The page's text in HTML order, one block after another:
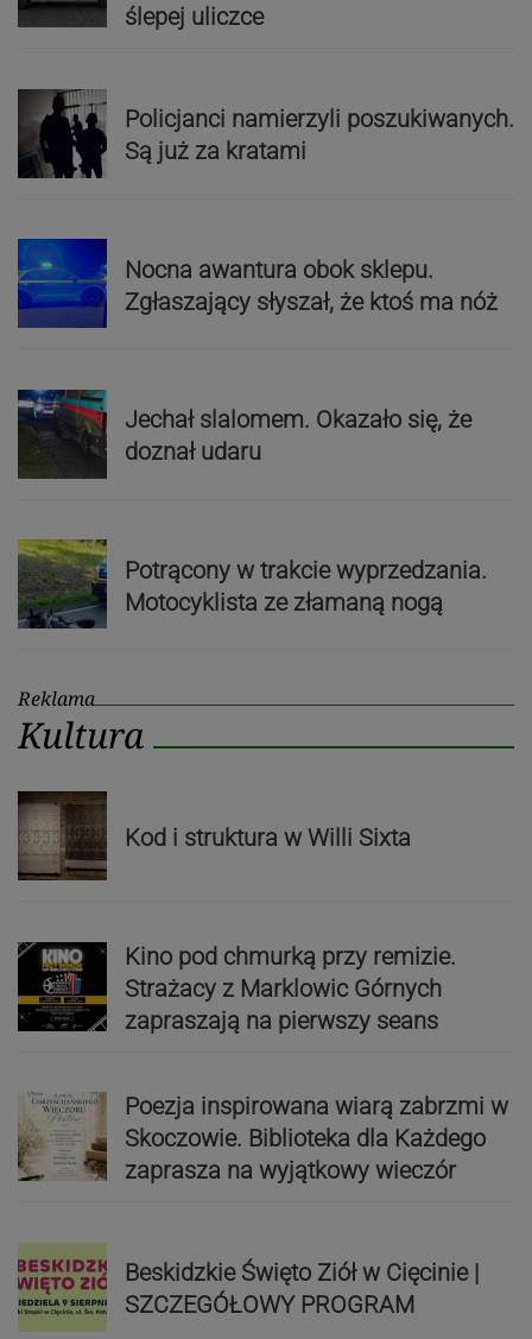
ślepej uliczce
Policjanci namierzyli poszukiwanych.
Są już za kratami
Nocna awantura obok sklepu.
Zgłaszający słyszał, że ktoś ma nóż
Jechał slalomem. Okazało się, że
doznał udaru
Potrącony w trakcie wyprzedzania.
Motocyklista ze złamaną nogą
Reklama
Kultura
Kod i struktura w Willi Sixta
Kino pod chmurką przy remizie.
Strażacy z Marklowic Górnych
zapraszają na pierwszy seans
Poezja inspirowana wiarą zabrzmi w
Skoczowie. Biblioteka dla Każdego
zaprasza na wyjątkowy wieczór
Beskidzkie Święto Ziół w Cięcinie |
SZCZEGÓŁOWY PROGRAM